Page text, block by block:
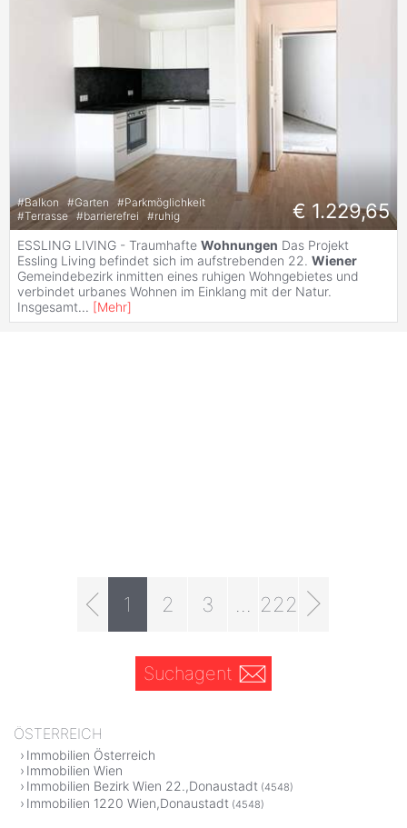
#Balkon #Garten #Parkmöglichkeit
#Terrasse #barrierefrei #ruhig € 1.229,65
ESSLING LIVING - Traumhafte Wohnungen Das Projekt
Essling Living befindet sich im aufstrebenden 22. Wiener
Gemeindebezirk inmitten eines ruhigen Wohngebietes und
verbindet urbanes Wohnen im Einklang mit der Natur.
Insgesamt... [Mehr]
1 2 3 222
Suchagent
ÖSTERREICH
Immobilien Österreich
Immobilien Wien
Immobilien Bezirk Wien 22.,Donaustadt (4548)
Immobilien 1220 Wien,Donaustadt (4548)